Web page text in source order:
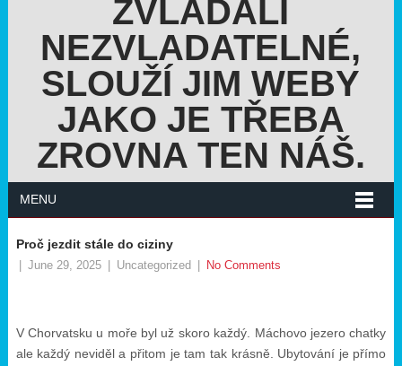
ZVLÁDALI
NEZVLADATELNÉ,
SLOUŽÍ JIM WEBY
JAKO JE TŘEBA
ZROVNA TEN NÁŠ.
MENU
Proč jezdit stále do ciziny
June 29, 2025 Uncategorized No Comments
V Chorvatsku u moře byl už skoro každý. Máchovo jezero chatky
ale každý neviděl a přitom je tam tak krásně. Ubytování je přímo